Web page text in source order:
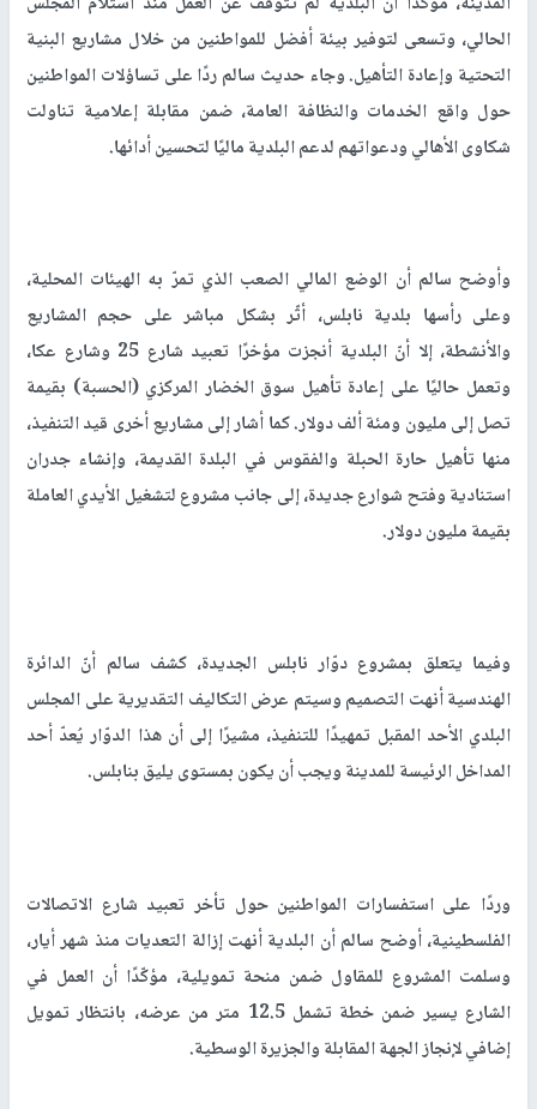
الحالي، وتسعى لتوفير بيئة أفضل للمواطنين من خلال مشاريع البنية
التحتية وإعادة التأهيل. وجاء حديث سالم ردًا على تساؤلات المواطنين
حول واقع الخدمات والنظافة العامة، ضمن مقابلة إعلامية تناولت
شكاوى الأهالي ودعواتهم لدعم البلدية ماليًا لتحسين أدائها.
وأوضح سالم أن الوضع المالي الصعب الذي تمرّ به الهيئات المحلية،
وعلى رأسها بلدية نابلس، أثّر بشكل مباشر على حجم المشاريع
والأنشطة، إلا أنّ البلدية أنجزت مؤخرًا تعبيد شارع 25 وشارع عكا،
وتعمل حاليًا على إعادة تأهيل سوق الخضار المركزي (الحسبة) بقيمة
تصل إلى مليون ومئة ألف دولار. كما أشار إلى مشاريع أخرى قيد التنفيذ،
منها تأهيل حارة الحبلة والفقوس في البلدة القديمة، وإنشاء جدران
استنادية وفتح شوارع جديدة، إلى جانب مشروع لتشغيل الأيدي العاملة
بقيمة مليون دولار.
وفيما يتعلق بمشروع دوّار نابلس الجديدة، كشف سالم أنّ الدائرة
الهندسية أنهت التصميم وسيتم عرض التكاليف التقديرية على المجلس
البلدي الأحد المقبل تمهيدًا للتنفيذ، مشيرًا إلى أن هذا الدوّار يُعدّ أحد
المداخل الرئيسة للمدينة ويجب أن يكون بمستوى يليق بنابلس.
وردًا على استفسارات المواطنين حول تأخر تعبيد شارع الاتصالات
الفلسطينية، أوضح سالم أن البلدية أنهت إزالة التعديات منذ شهر أيار،
وسلمت المشروع للمقاول ضمن منحة تمويلية، مؤكّدًا أن العمل في
الشارع يسير ضمن خطة تشمل 12.5 متر من عرضه، بانتظار تمويل
إضافي لإنجاز الجهة المقابلة والجزيرة الوسطية.